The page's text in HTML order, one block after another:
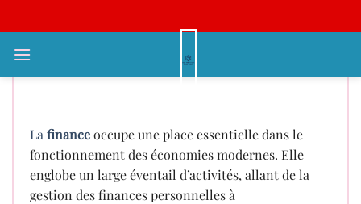
qua
nội
Comment Optimiser sa Fiscalité
La financeoccupe une place essentielle dans le
fonctionnement des économies modernes. Elle
englobe un large éventail d’activités, allant de la
gestion des finances personnelles à